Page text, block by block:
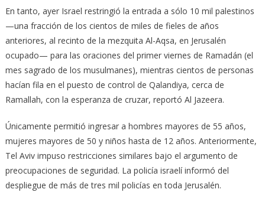
En tanto, ayer Israel restringió la entrada a sólo 10 mil palestinos
—una fracción de los cientos de miles de fieles de años
anteriores, al recinto de la mezquita Al-Aqsa, en Jerusalén
ocupado— para las oraciones del primer viernes de Ramadán (el
mes sagrado de los musulmanes), mientras cientos de personas
hacían fila en el puesto de control de Qalandiya, cerca de
Ramallah, con la esperanza de cruzar, reportó Al Jazeera.
Únicamente permitió ingresar a hombres mayores de 55 años,
mujeres mayores de 50 y niños hasta de 12 años. Anteriormente,
Tel Aviv impuso restricciones similares bajo el argumento de
preocupaciones de seguridad. La policía israelí informó del
despliegue de más de tres mil policías en toda Jerusalén.